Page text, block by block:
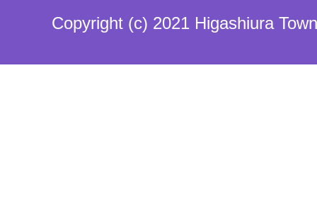
Copyright (c) 2021 Higashiura